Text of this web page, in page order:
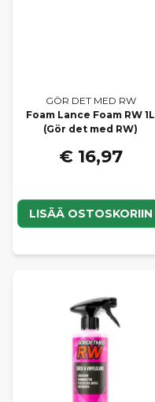
GÖR DET MED RW
Foam Lance Foam RW 1L
(Gör det med RW)
€ 16,97
LISÄÄ OSTOSKORIIN